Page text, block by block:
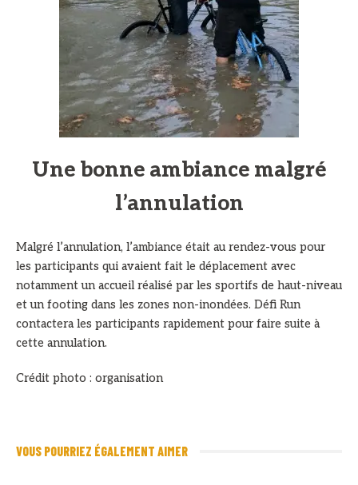
Une bonne ambiance malgré
l’annulation
Malgré l’annulation, l’ambiance était au rendez-vous pour
les participants qui avaient fait le déplacement avec
notamment un accueil réalisé par les sportifs de haut-niveau
et un footing dans les zones non-inondées. Défi Run
contactera les participants rapidement pour faire suite à
cette annulation.
Crédit photo : organisation
VOUS POURRIEZ ÉGALEMENT AIMER